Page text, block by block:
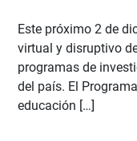
Este próximo 2 de
virtual y disruptivo
programas de
del país. El
educación […]